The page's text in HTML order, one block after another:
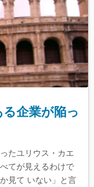
企業が陥っ
たユリウス・カエ
てが見えるわけで
見て いない」と言